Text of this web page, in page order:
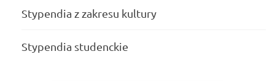
Stypendia z zakresu kultury
Stypendia studenckie